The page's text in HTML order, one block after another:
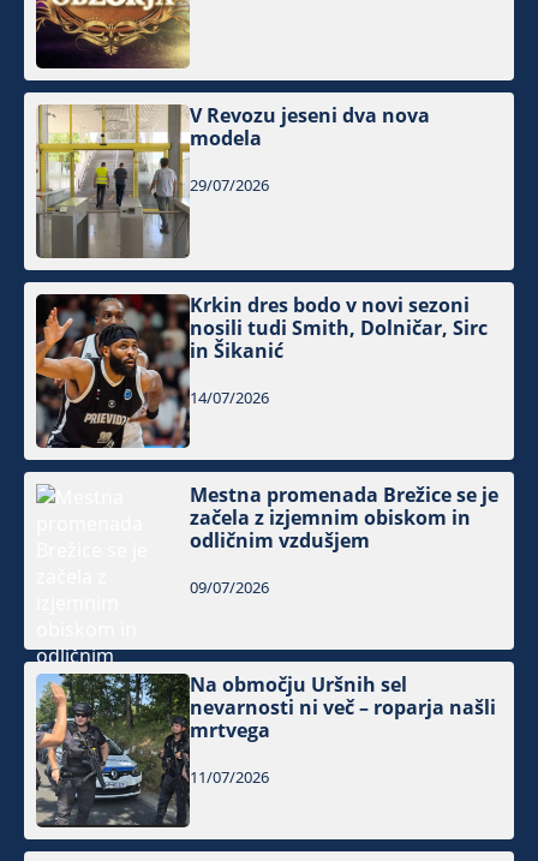
V Revozu jeseni dva nova
modela
29/07/2026
Krkin dres bodo v novi sezoni
nosili tudi Smith, Dolničar, Sirc
in Šikanić
14/07/2026
Mestna promenada Brežice se je
začela z izjemnim obiskom in
odličnim vzdušjem
09/07/2026
Na območju Uršnih sel
nevarnosti ni več – roparja našli
mrtvega
11/07/2026